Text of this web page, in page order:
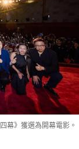
幕》獲選為開幕電影。